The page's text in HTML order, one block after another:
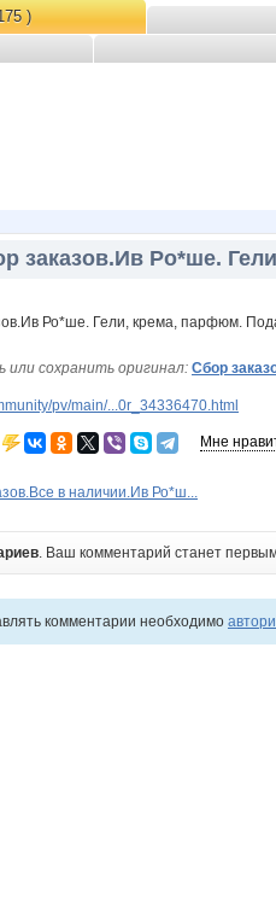
)
заказов.Ив Ро*ше.
сохранить оригинал: Сбор
pv/main/...0r_34336470.html
Мне
в наличии.Ив Ро*ш...
. Ваш комментарий станет
комментарии необходимо